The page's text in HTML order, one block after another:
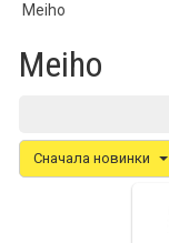
Meiho
Meiho
Сначала новинки